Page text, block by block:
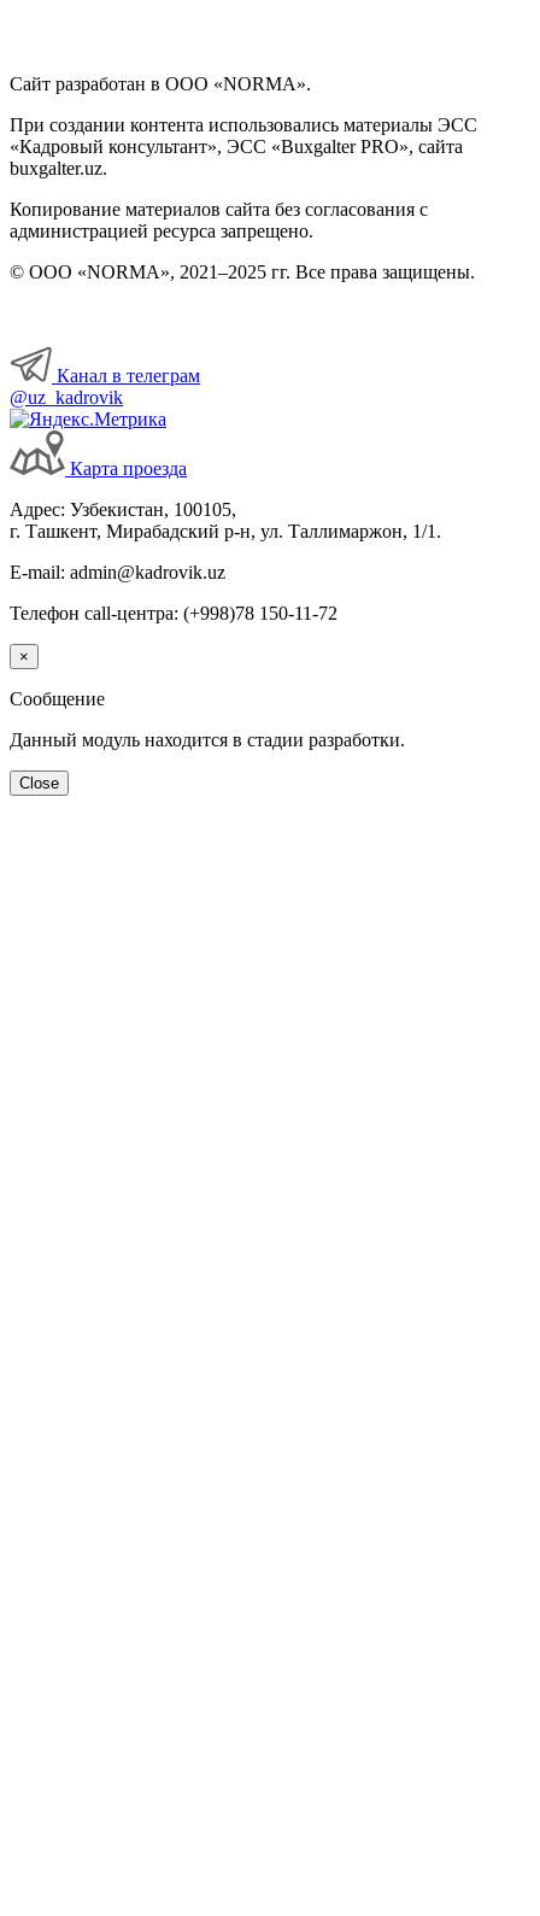
Сайт разработан в ООО «NORMA».
При создании контента использовались материалы ЭСС
«Кадровый консультант», ЭСС «Buxgalter PRO», сайта
buxgalter.uz.
Копирование материалов сайта без согласования с
администрацией ресурса запрещено.
© ООО «NORMA», 2021–2025 гг. Все права защищены.
Канал в телеграм
@uz_kadrovik
Карта проезда
Адрес: Узбекистан, 100105,
г. Ташкент, Мирабадский р-н, ул. Таллимаржон, 1/1.
E-mail: admin@kadrovik.uz
Телефон call-центра: (+998)78 150-11-72
×
Сообщение
Данный модуль находится в стадии разработки.
Close